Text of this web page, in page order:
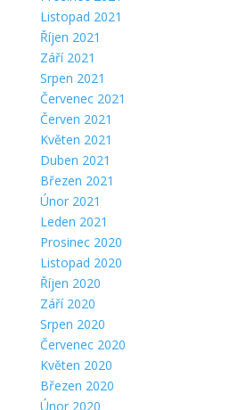
Listopad 2021
Říjen 2021
Září 2021
Srpen 2021
Červenec 2021
Červen 2021
Květen 2021
Duben 2021
Březen 2021
Únor 2021
Leden 2021
Prosinec 2020
Listopad 2020
Říjen 2020
Září 2020
Srpen 2020
Červenec 2020
Květen 2020
Březen 2020
Únor 2020